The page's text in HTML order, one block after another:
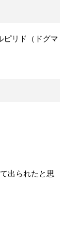
ピリド（ドグマ
出られたと思